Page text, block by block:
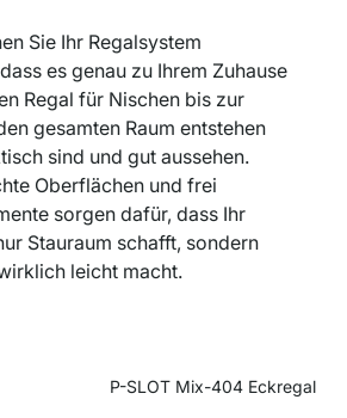
Sie Ihr Regalsystem
es genau zu Ihrem Zuhause
Regal für Nischen bis zur
gesamten Raum entstehen
sind und gut aussehen.
Oberflächen und frei
sorgen dafür, dass Ihr
Stauraum schafft, sondern
leicht macht.
P-SLOT Mix-404 Eckregal